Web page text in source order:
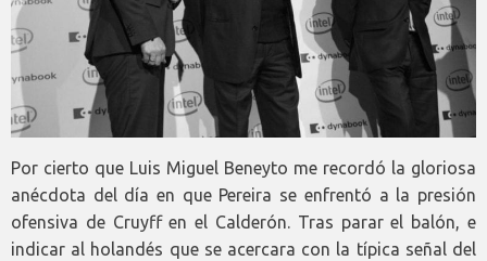
Por cierto que Luis Miguel Beneyto me recordó la gloriosa
anécdota del día en que Pereira se enfrentó a la presión
ofensiva de Cruyff en el Calderón. Tras parar el balón, e
indicar al holandés que se acercara con la típica señal del